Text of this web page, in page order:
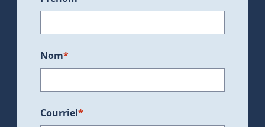
Nom*
Courriel*